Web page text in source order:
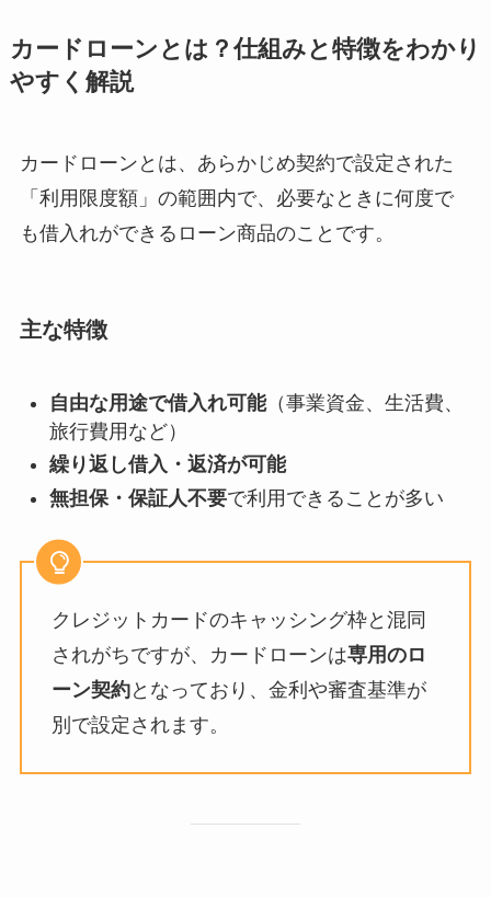
カードローンとは？仕組みと特徴をわかり
やすく解説
カードローンとは、あらかじめ契約で設定された
「利用限度額」の範囲内で、必要なときに何度で
も借入れができるローン商品のことです。
主な特徴
自由な用途で借入れ可能（事業資金、生活費、
旅行費用など）
繰り返し借入・返済が可能
無担保・保証人不要で利用できることが多い
クレジットカードのキャッシング枠と混同
されがちですが、カードローンは専用のロ
ーン契約となっており、金利や審査基準が
別で設定されます。